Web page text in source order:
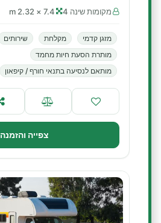
מקומות שינה 4 7.4 × 2.32 m
מזגן קדמי מקלחת
שירותים
מותרת הסעת חיות מחמד
מותאם לנסיעה בתנאי חורף / קיפאון
צפייה והזמנה